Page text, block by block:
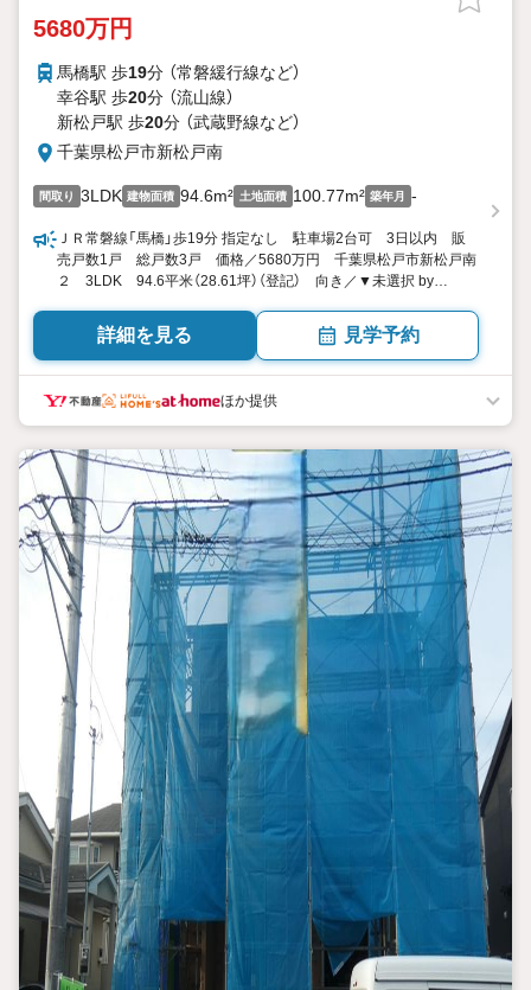
5680万円
馬橋駅 歩19分 （常磐緩行線など）
幸谷駅 歩20分 （流山線）
新松戸駅 歩20分 （武蔵野線など）
千葉県松戸市新松戸南
間取り 3LDK 建物面積 94.6m² 土地面積 100.77m² 築年月 -
ＪＲ常磐線「馬橋」歩19分 指定なし 駐車場2台可 3日以内 販
売戸数1戸 総戸数3戸 価格／5680万円 千葉県松戸市新松戸南
２ 3LDK 94.6平米（28.61坪）（登記） 向き／▼未選択 by
詳細を見る 見学予約
ほか提供